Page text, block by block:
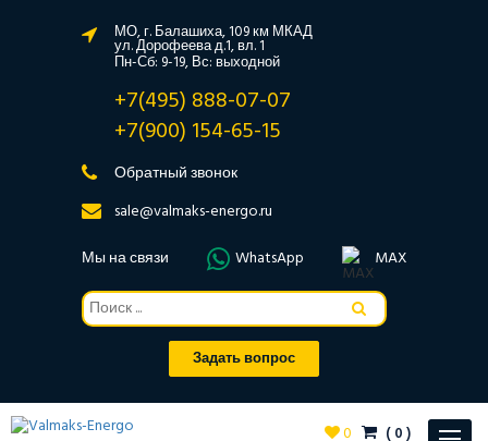
МО, г. Балашиха, 109 км МКАД
ул. Дорофеева д.1, вл. 1
Пн-Сб: 9-19, Вс: выходной
+7(495) 888-07-07
+7(900) 154-65-15
Обратный звонок
sale@valmaks-energo.ru
Мы на связи
WhatsApp MAX
Задать вопрос
0 (0)